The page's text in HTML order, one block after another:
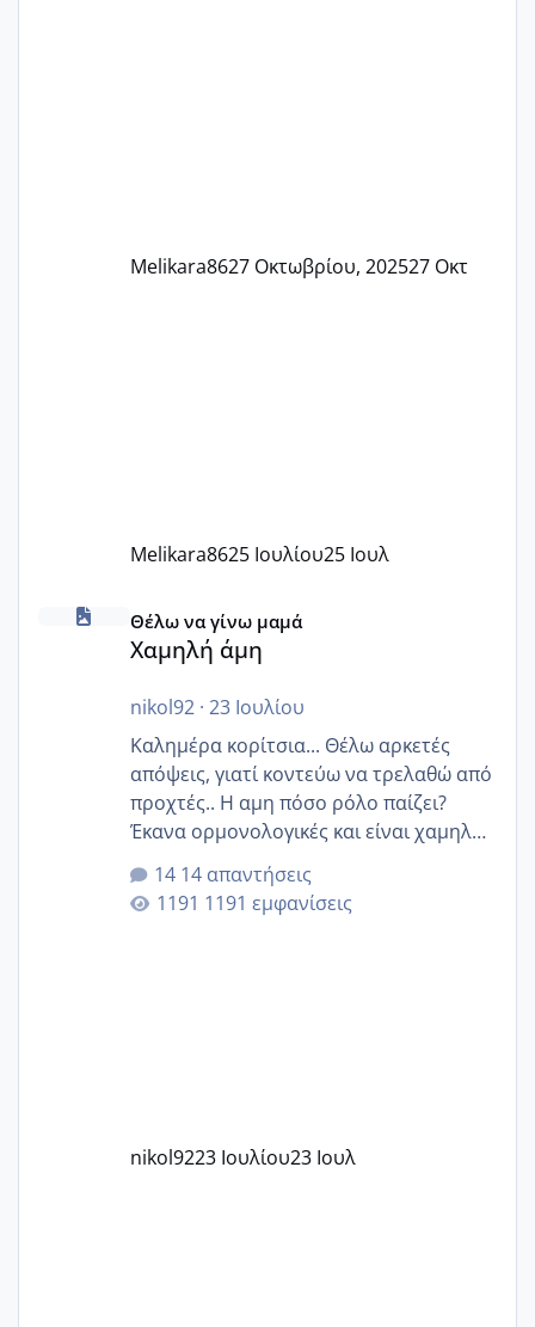
Melikara8627 Οκτωβρίου, 202527 Οκτ
Melikara8625 Ιουλίου25 Ιουλ
Χαμηλή άμη
Θέλω να γίνω μαμά
Χαμηλή άμη
nikol92· 23 Ιουλίου
Καλημέρα κορίτσια... Θέλω αρκετές
απόψεις, γιατί κοντεύω να τρελαθώ από
προχτές.. Η αμη πόσο ρόλο παίζει?
Έκανα ορμονολογικές και είναι χαμηλή
για την ηλικία μου.. Είχα ήδη μια
εγκυμοσύνη, που έπρεπε να τερματιστεί
στην 27η εβδομάδα και προσπαθώ 7
14 απαντήσεις
1191 εμφανίσεις
nikol9223 Ιουλίου23 Ιουλ